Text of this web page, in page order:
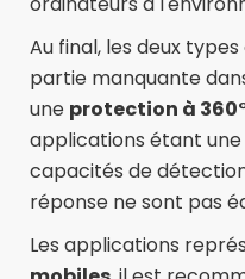
Au final, les deux
partie manquante
une protection à
applications étant
capacités de
réponse ne sont pas
Les applications